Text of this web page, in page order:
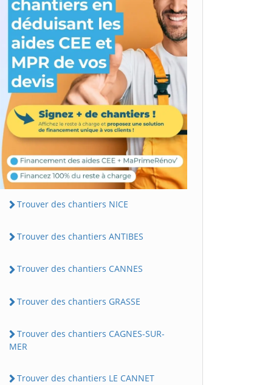
Trouver des chantiers NICE
Trouver des chantiers ANTIBES
Trouver des chantiers CANNES
Trouver des chantiers GRASSE
Trouver des chantiers CAGNES-SUR-
MER
Trouver des chantiers LE CANNET